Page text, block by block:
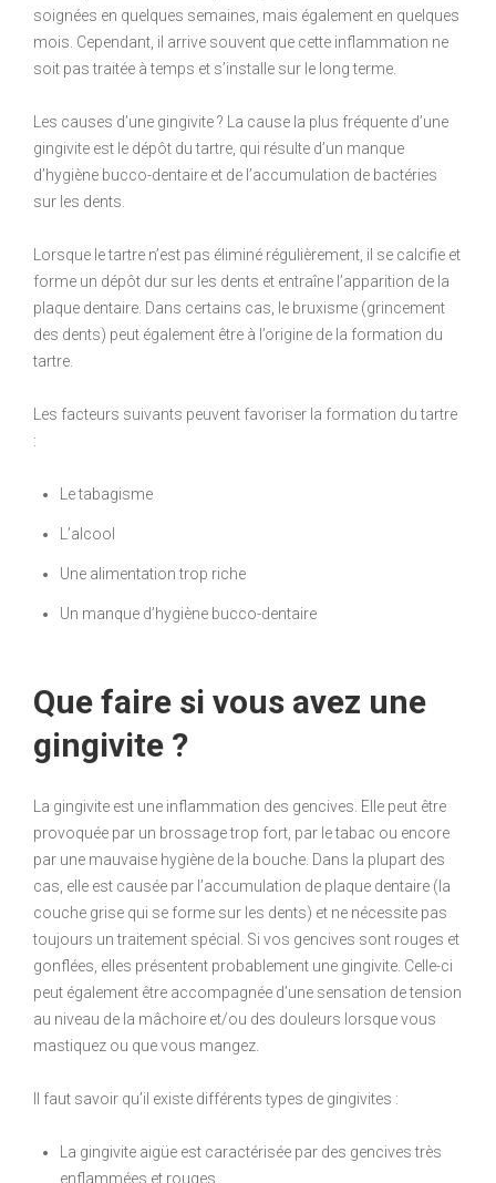
soignées en quelques semaines, mais également en quelques
mois. Cependant, il arrive souvent que cette inflammation ne
soit pas traitée à temps et s’installe sur le long terme.
Les causes d’une gingivite ? La cause la plus fréquente d’une
gingivite est le dépôt du tartre, qui résulte d’un manque
d’hygiène bucco-dentaire et de l’accumulation de bactéries
sur les dents.
Lorsque le tartre n’est pas éliminé régulièrement, il se calcifie et
forme un dépôt dur sur les dents et entraîne l’apparition de la
plaque dentaire. Dans certains cas, le bruxisme (grincement
des dents) peut également être à l’origine de la formation du
tartre.
Les facteurs suivants peuvent favoriser la formation du tartre
:
Le tabagisme
L’alcool
Une alimentation trop riche
Un manque d’hygiène bucco-dentaire
Que faire si vous avez une
gingivite ?
La gingivite est une inflammation des gencives. Elle peut être
provoquée par un brossage trop fort, par le tabac ou encore
par une mauvaise hygiène de la bouche. Dans la plupart des
cas, elle est causée par l’accumulation de plaque dentaire (la
couche grise qui se forme sur les dents) et ne nécessite pas
toujours un traitement spécial. Si vos gencives sont rouges et
gonflées, elles présentent probablement une gingivite. Celle-ci
peut également être accompagnée d’une sensation de tension
au niveau de la mâchoire et/ou des douleurs lorsque vous
mastiquez ou que vous mangez.
Il faut savoir qu’il existe différents types de gingivites :
La gingivite aigüe est caractérisée par des gencives très
enflammées et rouges.